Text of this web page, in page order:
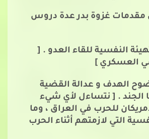
مقدمات غزوة بدر عدة دروس
النفسية للقاء العدو . [
العسكري ]
الهدف و عدالة القضية
الجند . [ نتساءل لأي شيء
للحرب في العراق ، وما
التي لازمتهم أثناء الحرب